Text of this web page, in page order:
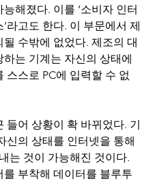
해졌다. 이를 ‘소비자 인터
라고도 한다. 이 부문에서 제
될 수밖에 없었다. 제조의 대
하는 기계는 자신의 상태에
스스로 PC에 입력할 수 없
들어 상황이 확 바뀌었다. 기
신의 상태를 인터넷을 통해
는 것이 가능해진 것이다.
를 부착해 데이터를 블루투